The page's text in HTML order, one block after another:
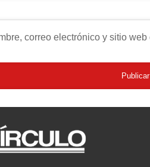
correo electrónico y sitio